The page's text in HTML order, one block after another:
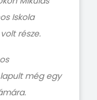
Iskola
része.
még egy